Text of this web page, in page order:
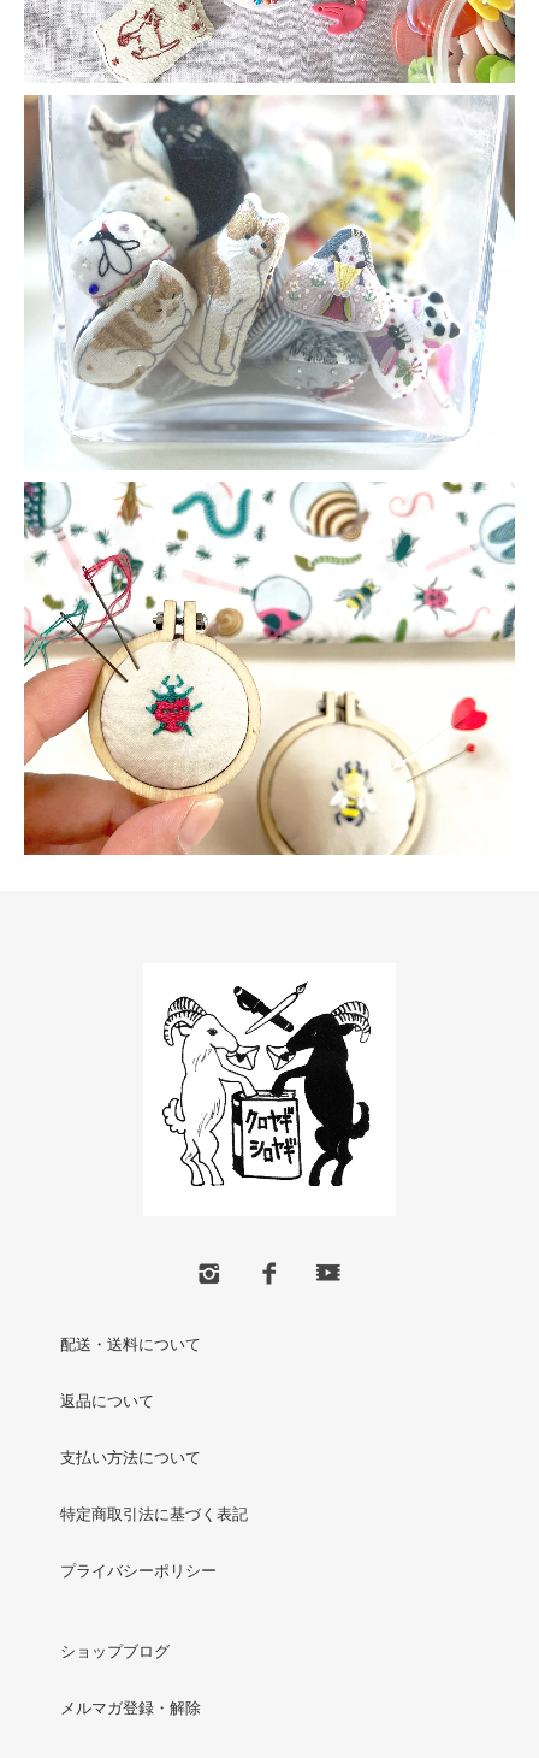
配送・送料について
返品について
支払い方法について
特定商取引法に基づく表記
プライバシーポリシー
ショップブログ
メルマガ登録・解除